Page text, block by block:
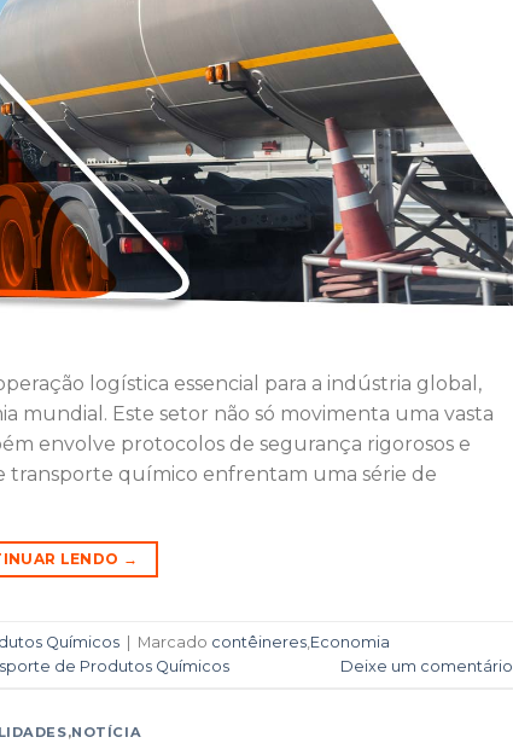
logística essencial para a indústria global,
mundial. Este setor não só movimenta uma vasta
envolve protocolos de segurança rigorosos e
transporte químico enfrentam uma série de
LENDO →
Químicos | Marcado contêineres Economia
de Produtos Químicos Deixe um comentário
,NOTÍCIA